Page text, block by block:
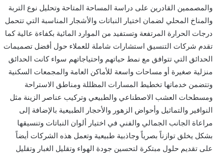
والمصممين القادرين على دراسة المساحة المتاحة وتحليل نوع التربة
والمناخ المحلي لضمان اختيار النباتات والأشجار المناسبة التي تتحمل
درجات الحرارة المرتفعة وتستفيد من الموارد المائية بكفاءة عالية كما
تقدم شركات التنسيق استشارات شاملة للعملاء حول أفضل تصميمات
الحدائق التي تتوافق مع نمط حياتهم واحتياجاتهم سواء كانت الحدائق
منزلية صغيرة أو مساحات واسعة للأماكن العامة والمجمعات السكنية
وتتضمن خدماتها تخطيط المسارات المظللة ومناطق الاستراحة
ومسطحات العشب الاصطناعي والطبيعي وتركيب عناصر الزينة مثل
النوافير والتماثيل وأحواض الزهور والأحجار الطبيعية بالإضافة إلى
مراعاة الجانب الجمالي والفني في اختيار ألوان النباتات وتنسيقها
بشكل يخلق توازناً بصرياً وجاذبية طبيعية وتعمل هذه الشركات أيضاً
على تقديم حلول مبتكرة لتحسين جودة الهواء وتقليل الغبار وتقليل